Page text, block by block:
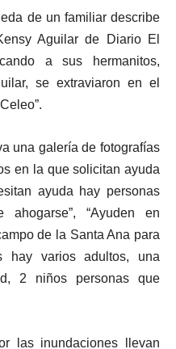
de un familiar describe
Aguilar de Diario El
a sus hermanitos,
se extraviaron en el
una galería de fotografías
en la que solicitan ayuda
ayuda hay personas
“Ayuden en
de la Santa Ana para
hay varios adultos, una
2 niños personas que
las inundaciones llevan